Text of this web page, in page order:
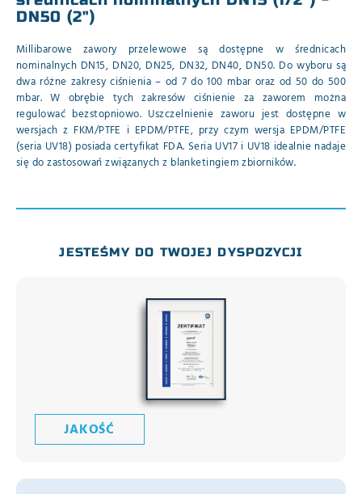
DN50 (2")
Millibarowe zawory przelewowe są dostępne w średnicach
nominalnych DN15, DN20, DN25, DN32, DN40, DN50. Do wyboru są
dwa różne zakresy ciśnienia – od 7 do 100 mbar oraz od 50 do 500
mbar. W obrębie tych zakresów ciśnienie za zaworem można
regulować bezstopniowo. Uszczelnienie zaworu jest dostępne w
wersjach z FKM/PTFE i EPDM/PTFE, przy czym wersja EPDM/PTFE
(seria UV18) posiada certyfikat FDA. Seria UV17 i UV18 idealnie nadaje
się do zastosowań związanych z blanketingiem zbiorników.
JESTEŚMY DO TWOJEJ DYSPOZYCJI
JAKOŚĆ